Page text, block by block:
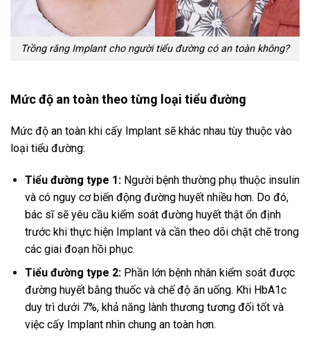
Trồng răng Implant cho người tiểu đường có an toàn không?
Mức độ an toàn theo từng loại tiểu đường
Mức độ an toàn khi cấy Implant sẽ khác nhau tùy thuộc vào
loại tiểu đường:
Tiểu đường type 1:Người bệnh thường phụ thuộc insulin
và có nguy cơ biến động đường huyết nhiều hơn. Do đó,
bác sĩ sẽ yêu cầu kiểm soát đường huyết thật ổn định
trước khi thực hiện Implant và cần theo dõi chặt chẽ trong
các giai đoạn hồi phục.
Tiểu đường type 2:Phần lớn bệnh nhân kiểm soát được
đường huyết bằng thuốc và chế độ ăn uống. Khi HbA1c
duy trì dưới 7%, khả năng lành thương tương đối tốt và
việc cấy Implant nhìn chung an toàn hơn.